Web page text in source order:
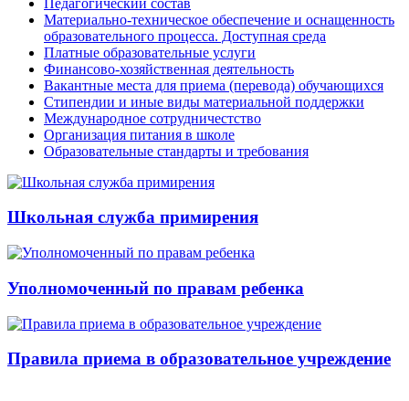
Материально-техническое обеспечение и оснащенность
образовательного процесса. Доступная среда
Платные образовательные услуги
Финансово-хозяйственная деятельность
Вакантные места для приема (перевода) обучающихся
Стипендии и иные виды материальной поддержки
Международное сотрудничестство
Организация питания в школе
Образовательные стандарты и требования
Школьная служба примирения
Уполномоченный по правам ребенка
Правила приема в образовательное учреждение